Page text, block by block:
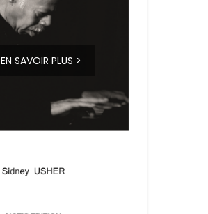
EN SAVOIR PLUS >